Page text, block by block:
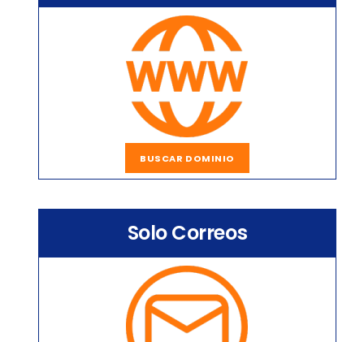
BUSCAR DOMINIO
Solo Correos